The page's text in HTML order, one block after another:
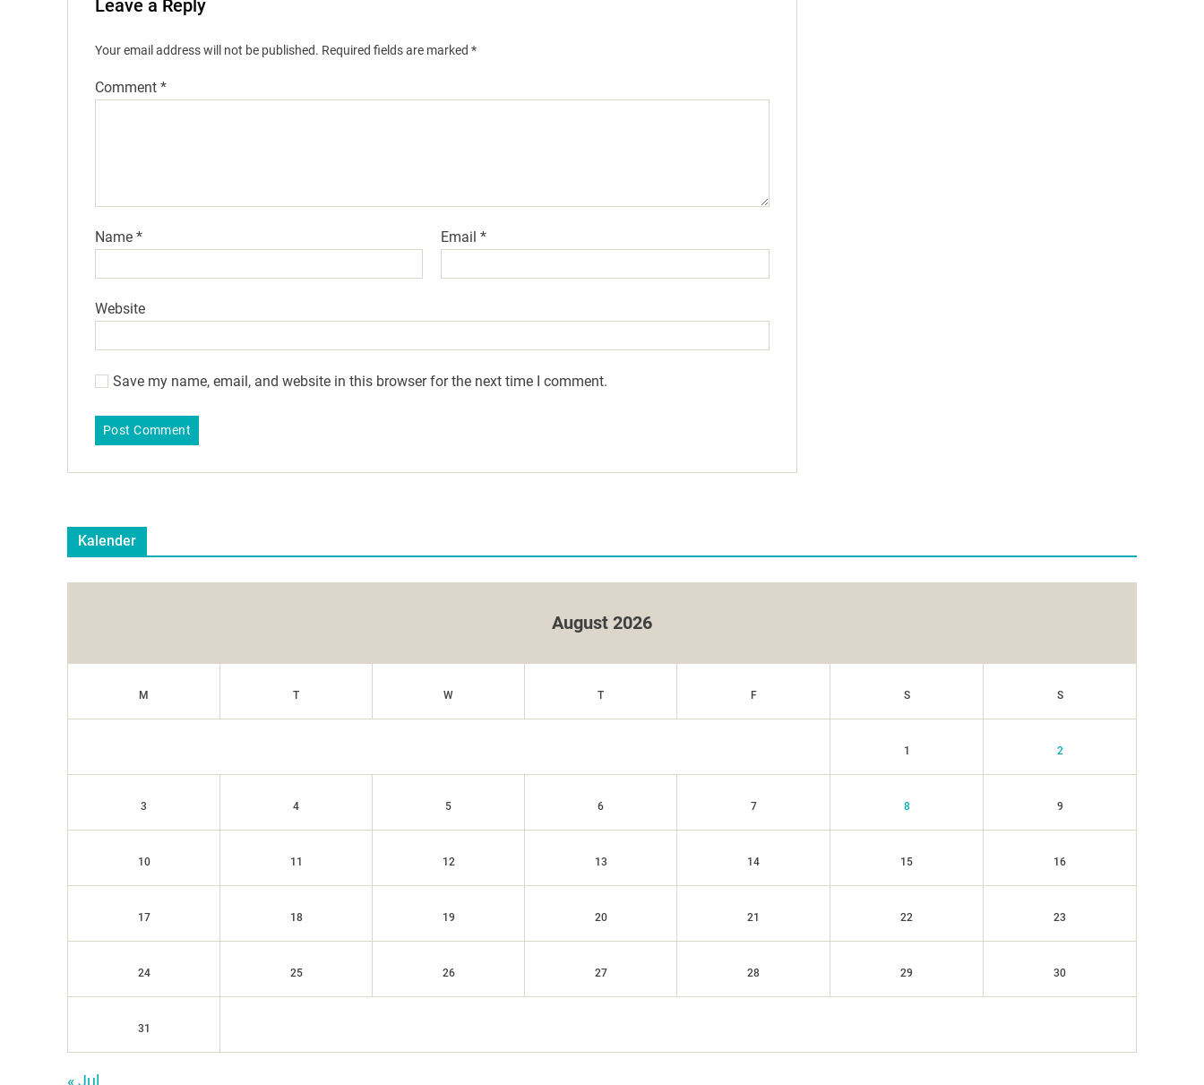
Leave a Reply
Your email address will not be published. Required fields are marked *
Comment *
Name * Email*
Website
Save my name, email, and website in this browser for the next time I comment.
Kalender
August 2026
M T W T F S S
1 2
3 4 5 6 7 8 9
10 11 12 13 14 15 16
17 18 19 20 21 22 23
24 25 26 27 28 29 30
31
« Jul